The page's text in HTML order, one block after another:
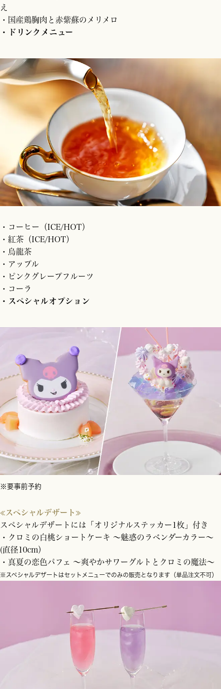
え
・国産鶏胸肉と赤紫蘇のメリメロ
・ドリンクメニュー
・コーヒー（ICE/HOT）
・紅茶（ICE/HOT）
・烏龍茶
・アップル
・ピンクグレープフルーツ
・コーラ
・スペシャルオプション
※要事前予約
≪スペシャルデザート≫
スペシャルデザートには「オリジナルステッカー1枚」付き
・クロミの白桃ショートケーキ ～魅惑のラベンダーカラー～
(直径10cm）
・真夏の恋色パフェ 〜爽やかサワーグルトとクロミの魔法〜
※スペシャルデザートはセットメニューでのみの販売となります（単品注文不可）